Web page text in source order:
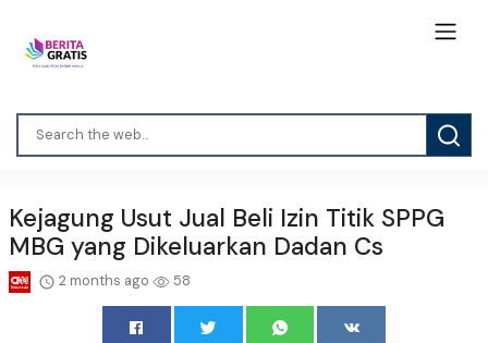
Kejagung Usut Jual Beli Izin Titik SPPG
MBG yang Dikeluarkan Dadan Cs
2 months ago 58